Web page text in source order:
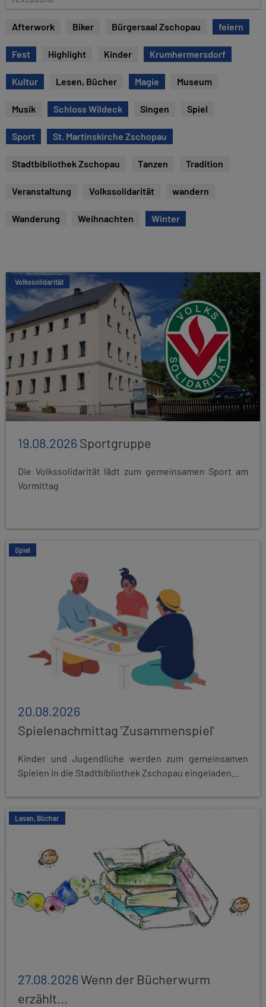
e
s
u
c
Afterwork Biker Bürgersaal Zschopau feiern
Fest Highlight Kinder Krumhermersdorf
Kultur Lesen, Bücher Magie Museum
Musik Schloss Wildeck Singen Spiel
Sport St. Martinskirche Zschopau
Stadtbibliothek Zschopau Tanzen Tradition
Veranstaltung Volkssolidarität wandern
Wanderung Weihnachten Winter
Volkssolidarität
19.08.2026Sportgruppe
Die Volkssolidarität lädt zum gemeinsamen Sport am
Vormittag
Spiel
20.08.2026
Spielenachmittag 'Zusammenspiel'
Kinder und Jugendliche werden zum gemeinsamen
Spielen in die Stadtbibliothek Zschopau eingeladen...
Lesen, Bücher
27.08.2026Wenn der Bücherwurm
erzählt...